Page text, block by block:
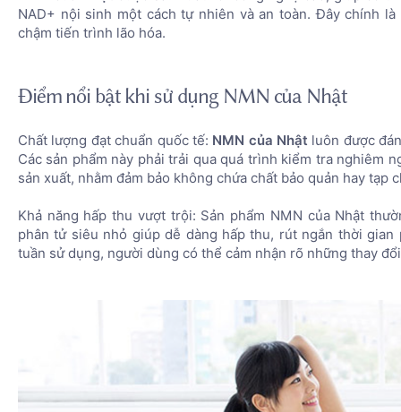
NAD+ nội sinh một cách tự nhiên và an toàn. Đây chính
chậm tiến trình lão hóa.
Điểm nổi bật khi sử dụng NMN của Nhật
Chất lượng đạt chuẩn quốc tế: NMN của Nhật luôn được
Các sản phẩm này phải trải qua quá trình kiểm tra nghiêm
sản xuất, nhằm đảm bảo không chứa chất bảo quản hay tạp
Khả năng hấp thu vượt trội: Sản phẩm NMN của Nhật
phân tử siêu nhỏ giúp dễ dàng hấp thu, rút ngắn thời
tuần sử dụng, người dùng có thể cảm nhận rõ những thay